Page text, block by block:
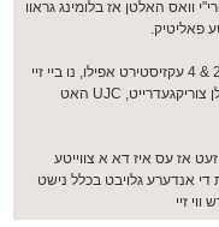
וואס האלטן אז בלומינג גראוו
פאליטיק.
געוויסע שרייבער דא ווילן נישט אנערקענען אז 2 & 4 עקזיסטירט אפילו, נו ביי זיי
איז דאך שוין וויזשניץ גענצליך אינדרויסן, די וואלן צוריקגעדרייט, UJC האט
די 2 זייטן, איין זייט זעט אז עס איז דא א צווייטע
אנדערע גלויבט בכלל נישט